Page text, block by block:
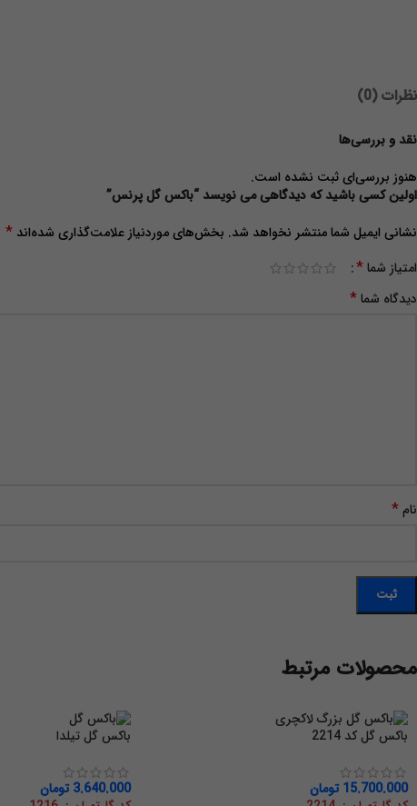
نظرات (0)
نقد و بررسی‌ها
هنوز بررسی‌ای ثبت نشده است.
اولین کسی باشید که دیدگاهی می نویسد “باکس گل پرنس”
نشانی ایمیل شما منتشر نخواهد شد. بخش‌های موردنیاز علامت‌گذاری شده‌اند *
امتیاز شما*
دیدگاه شما*
نام*
محصولات مرتبط
باکس گل کد 2214
15.700.000 تومان
باکس گل تیلدا
3.640.000 تومان